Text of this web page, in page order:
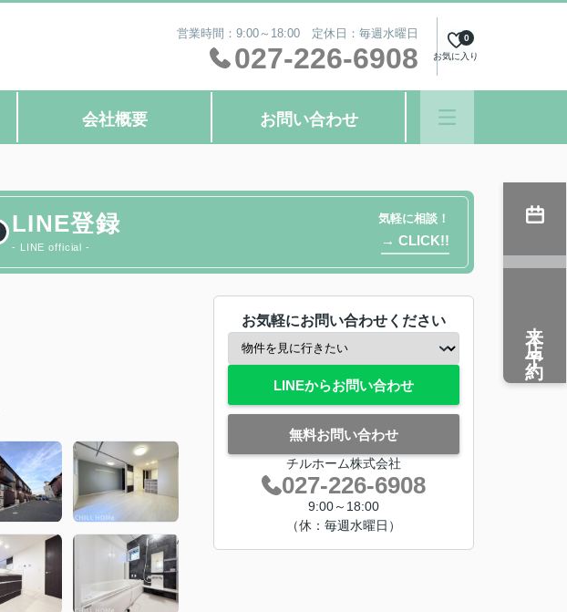
営業時間：9:00～18:00 定休日：毎週水曜日
027-226-6908 お気に入り
0
会社概要 お問い合わせ
LINE登録
- LINE official -
気軽に相談！
→ CLICK!!
お気軽にお問い合わせください
LINEからお問い合わせ
無料お問い合わせ
チルホーム株式会社
027-226-6908
9:00～18:00
（休：毎週水曜日）
来店予約